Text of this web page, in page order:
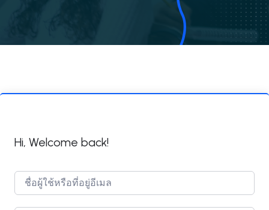
Hi, Welcome back!